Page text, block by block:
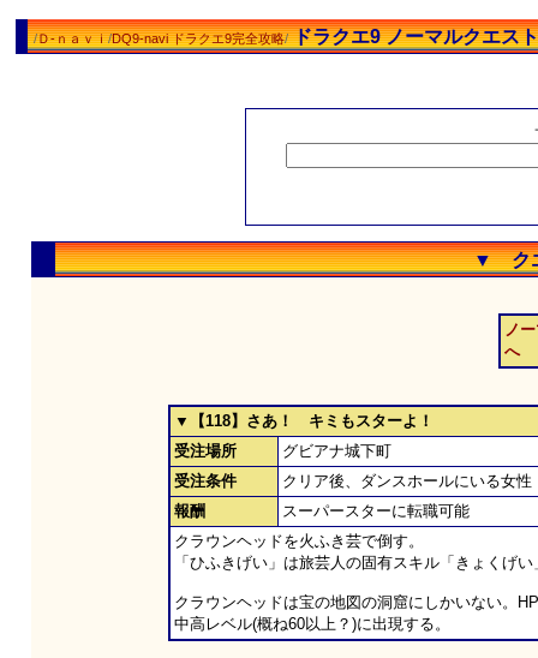
/Ｄ-ｎａｖｉ/DQ9-navi ドラクエ9完全攻略/ドラクエ9 ノーマルクエス
▼ ク
ノ
へ
▼【118】さあ！ キミもスターよ！
受注場所
グビアナ城下町
受注条件
クリア後、ダンスホールにいる女
報酬
スーパースターに転職可能
クラウンヘッドを火ふき芸で倒す。
「ひふきげい」は旅芸人の固有スキル「きょくげ
クラウンヘッドは宝の地図の洞窟にしかいない。
中高レベル(概ね60以上？)に出現する。